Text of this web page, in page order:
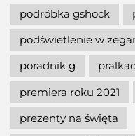
podróbka gshock
podświetlenie w
poradnik g
premiera roku 2021
prezenty na święta